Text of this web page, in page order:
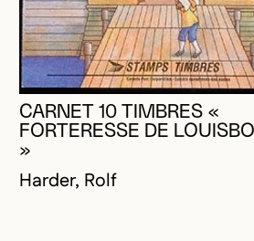
CARNET 10 TIMBRES «
FORTERESSE DE
»
Harder, Rolf